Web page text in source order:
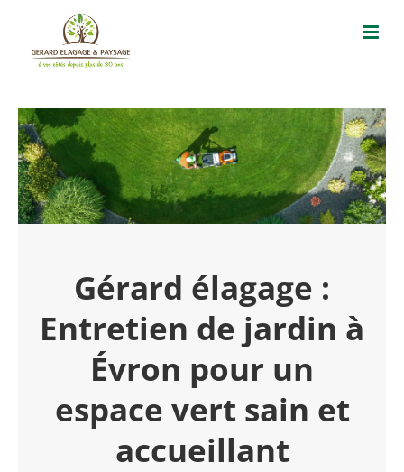
Gérard élagage :
Entretien de jardin à
Évron pour un
espace vert sain et
accueillant